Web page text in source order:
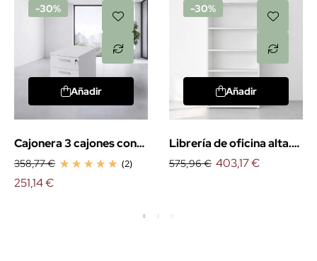
-30%
Añadir
Cajonera 3 cajones con
ruedas. EXPRÉS
358,77 € (2)
251,14 €
-30%
Añadir
Librería de oficina alta.
EXPRÉS
575,96 € 403,17 €